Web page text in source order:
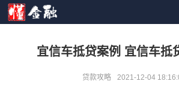
宜信车抵贷案例 宜信车抵
贷款攻略 2021-12-04